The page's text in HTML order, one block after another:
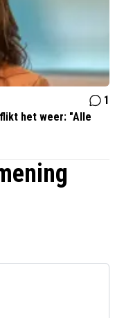
1
het weer: "Alle